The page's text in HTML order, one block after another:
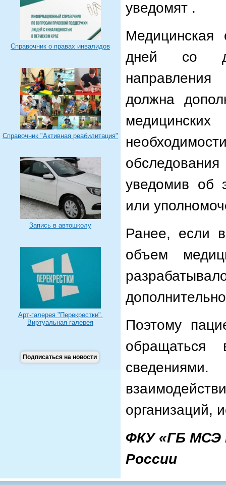
Справочник о правах инвалидов
Справочник "Активная реабилитация"
Запись в автошколу
Арт-галерея "Перекрестки".
Виртуальная галерея
Подписаться на новости
уведомят .
Медицинская
дней со
направления
должна
уведомив об
или
Ранее, если
объем
Поэтому
обращаться
организаций,
ФКУ «ГБ МСЭ
России